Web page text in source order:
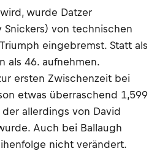
wurde Datzer
Snickers) von technischen
eingebremst. Statt als
als 46. aufnehmen.
ersten Zwischenzeit bei
etwas überraschend 1,599
allerdings von David
Auch bei Ballaugh
nicht verändert.